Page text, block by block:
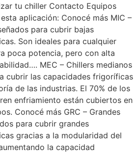
tu chiller Contacto Equipos
aplicación: Conocé más MIC –
para cubrir bajas
Son ideales para cualquier
poca potencia, pero con alta
MEC – Chillers medianos
cubrir las capacidades frigoríficas
de las industrias. El 70% de los
enfriamiento están cubiertos en
Conocé más GRC – Grandes
para cubrir grandes
gracias a la modularidad del
la capacidad